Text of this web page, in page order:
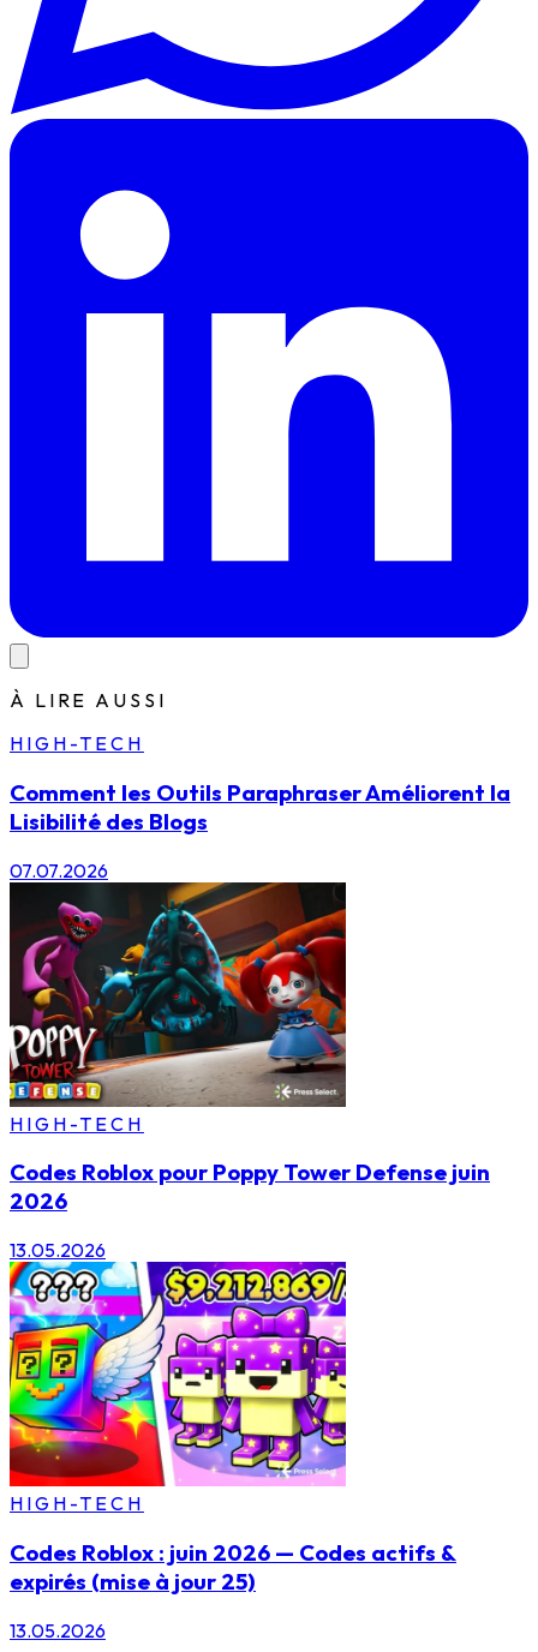
À LIRE AUSSI
HIGH-TECH
Comment les Outils Paraphraser Améliorent la
Lisibilité des Blogs
07.07.2026
HIGH-TECH
Codes Roblox pour Poppy Tower Defense juin
2026
13.05.2026
HIGH-TECH
Codes Roblox : juin 2026 — Codes actifs &
expirés (mise à jour 25)
13.05.2026